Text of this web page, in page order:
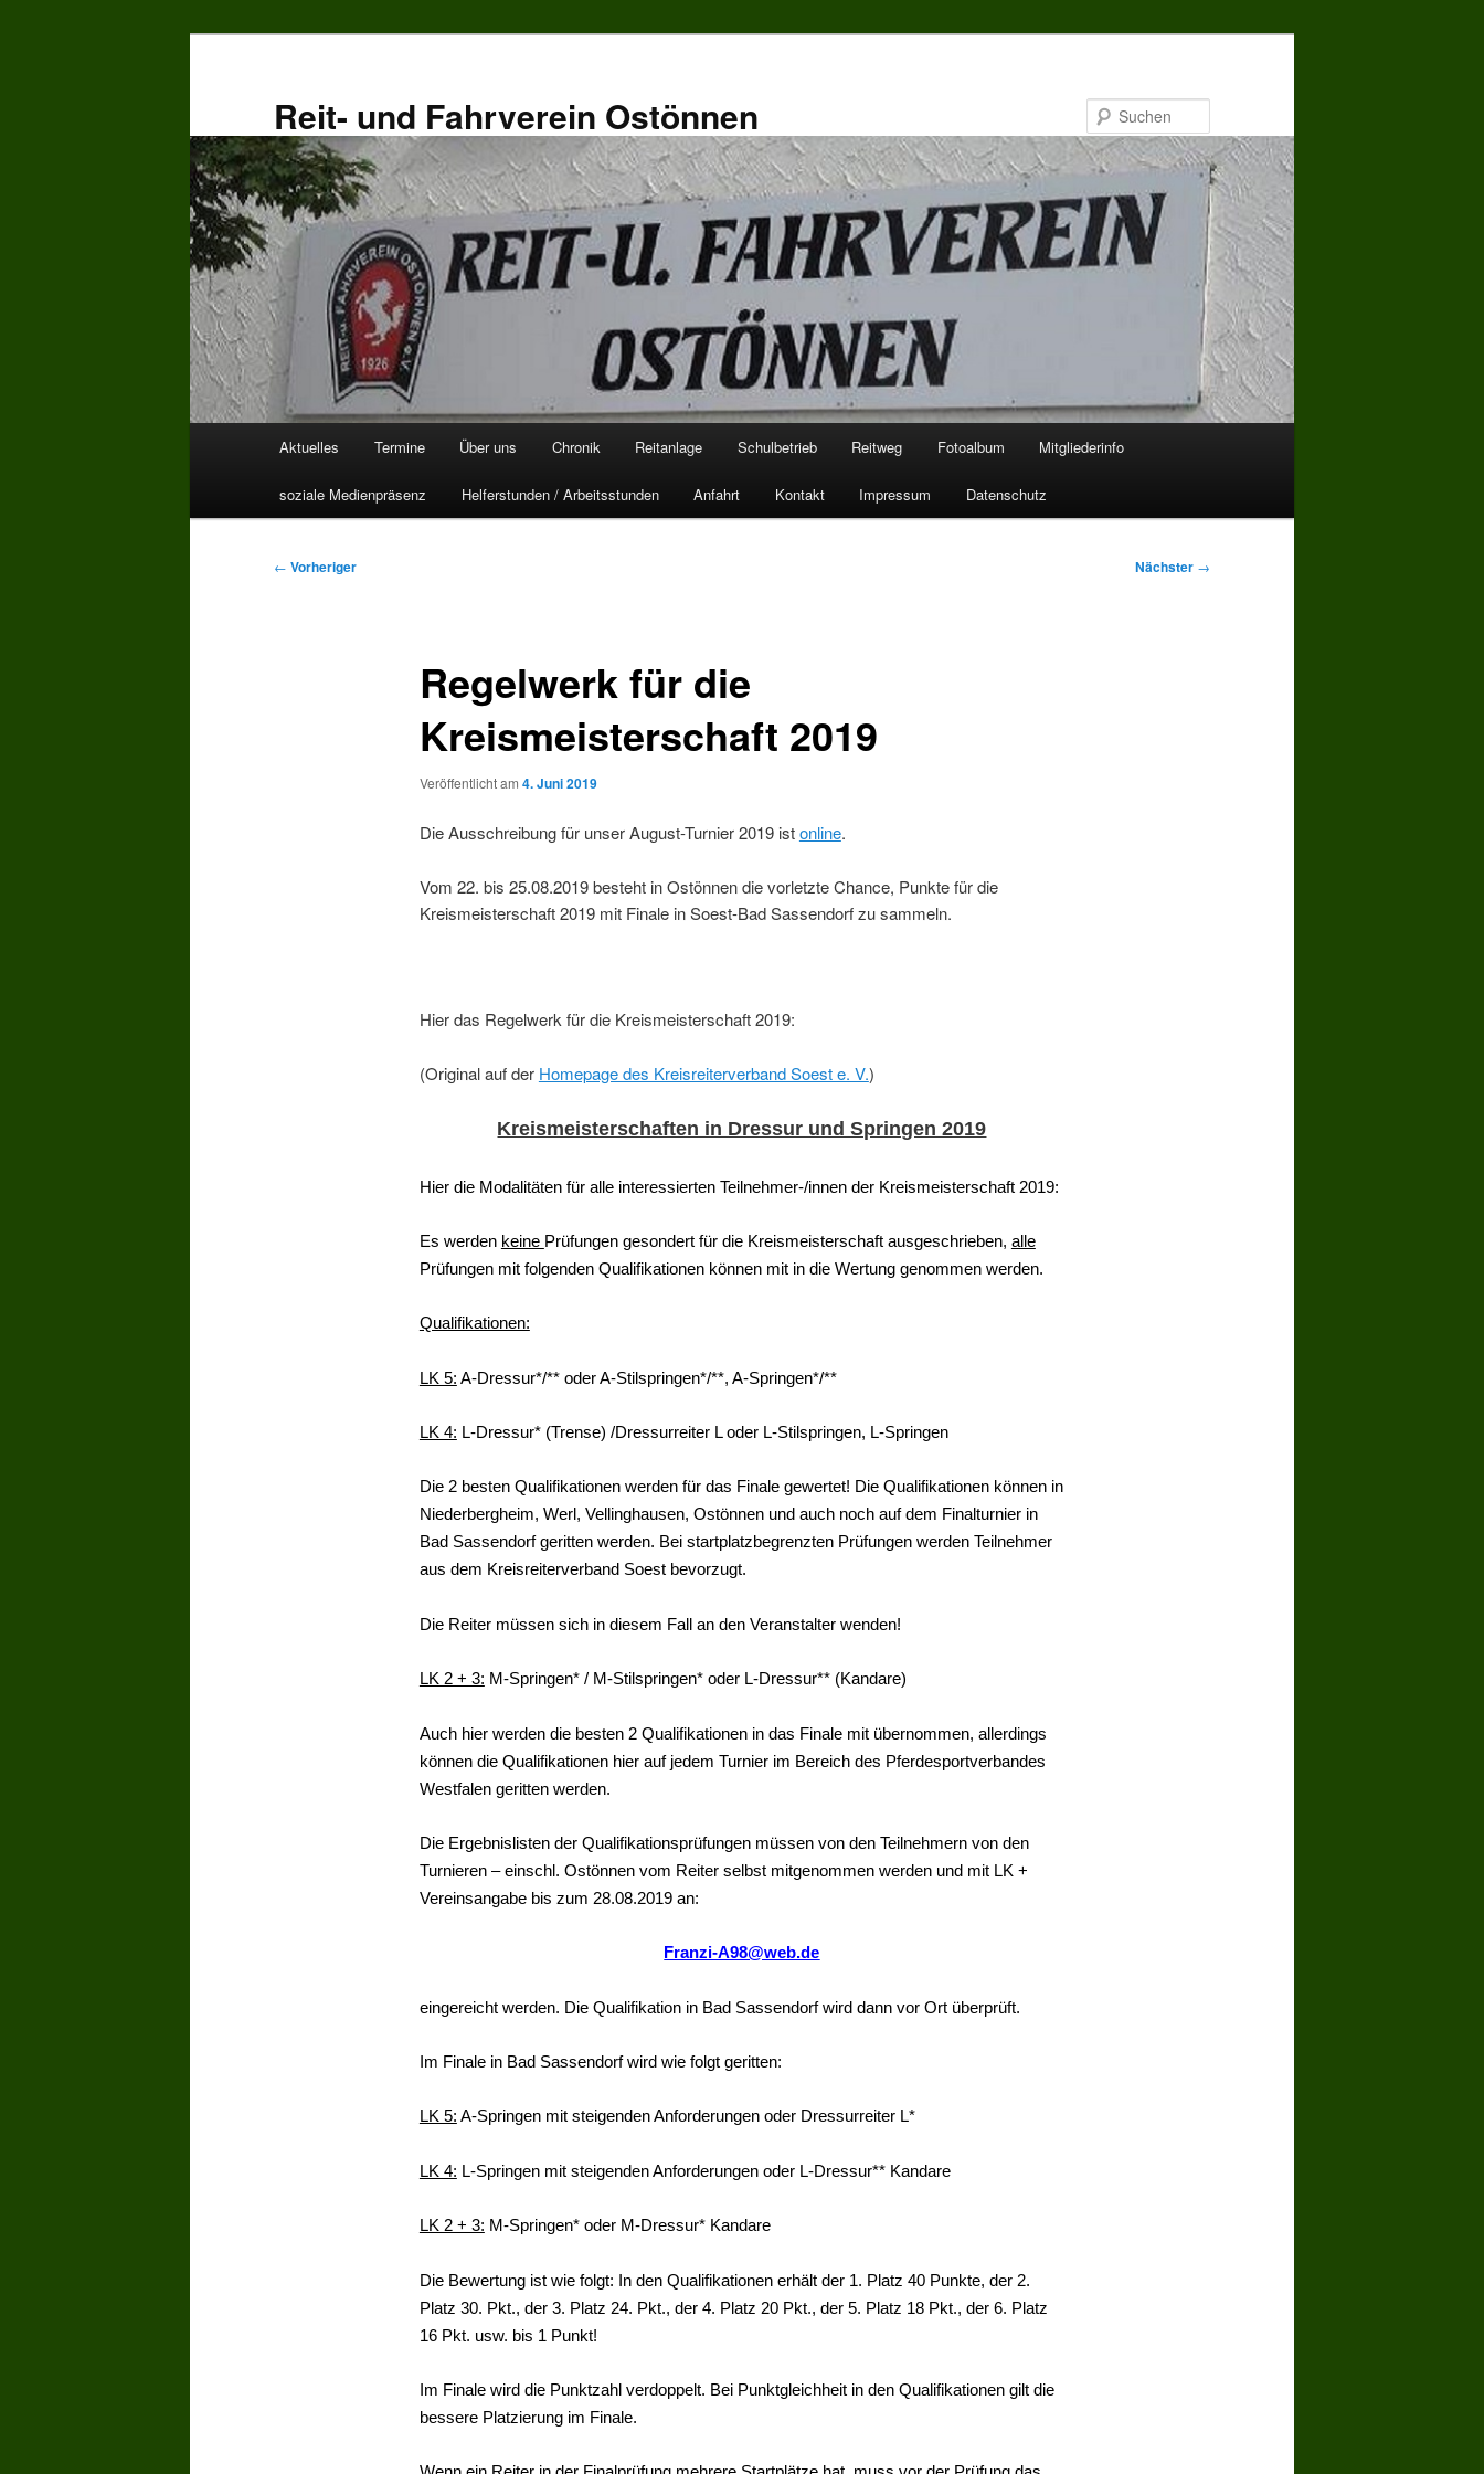
Reit- und Fahrverein Ostönnen
Aktuelles Termine Über uns Chronik Reitanlage Schulbetrieb Reitweg Fotoalbum Mitgliederinfo
soziale Medienpräsenz Helferstunden / Arbeitsstunden Anfahrt Kontakt Impressum Datenschutz
Beitragsnavigation
← Vorheriger Nächster →
Regelwerk für die
Kreismeisterschaft 2019
Veröffentlicht am 4. Juni 2019
Die Ausschreibung für unser August-Turnier 2019 istonline.
Vom 22. bis 25.08.2019 besteht in Ostönnen die vorletzte Chance, Punkte für die
Kreismeisterschaft 2019 mit Finale in Soest-Bad Sassendorf zu sammeln.
Hier das Regelwerk für die Kreismeisterschaft 2019:
(Original auf der Homepage des Kreisreiterverband Soest e. V.)
Kreismeisterschaften in Dressur und Springen 2019
Hier die Modalitäten für alle interessierten Teilnehmer-/innen der Kreismeisterschaft 2019:
Es werden keine Prüfungen gesondert für die Kreismeisterschaft ausgeschrieben, alle
Prüfungen mit folgenden Qualifikationen können mit in die Wertung genommen werden.
Qualifikationen:
LK 5: A-Dressur*/** oder A-Stilspringen*/**, A-Springen*/**
LK 4: L-Dressur* (Trense) /Dressurreiter L oder L-Stilspringen, L-Springen
Die 2 besten Qualifikationen werden für das Finale gewertet! Die Qualifikationen können in
Niederbergheim, Werl, Vellinghausen, Ostönnen und auch noch auf dem Finalturnier in
Bad Sassendorf geritten werden. Bei startplatzbegrenzten Prüfungen werden Teilnehmer
aus dem Kreisreiterverband Soest bevorzugt.
Die Reiter müssen sich in diesem Fall an den Veranstalter wenden!
LK 2 + 3: M-Springen* / M-Stilspringen* oder L-Dressur** (Kandare)
Auch hier werden die besten 2 Qualifikationen in das Finale mit übernommen, allerdings
können die Qualifikationen hier auf jedem Turnier im Bereich des Pferdesportverbandes
Westfalen geritten werden.
Die Ergebnislisten der Qualifikationsprüfungen müssen von den Teilnehmern von den
Turnieren – einschl. Ostönnen vom Reiter selbst mitgenommen werden und mit LK +
Vereinsangabe bis zum 28.08.2019 an:
Franzi-A98@web.de
eingereicht werden. Die Qualifikation in Bad Sassendorf wird dann vor Ort überprüft.
Im Finale in Bad Sassendorf wird wie folgt geritten:
LK 5: A-Springen mit steigenden Anforderungen oder Dressurreiter L*
LK 4: L-Springen mit steigenden Anforderungen oder L-Dressur** Kandare
LK 2 + 3: M-Springen* oder M-Dressur* Kandare
Die Bewertung ist wie folgt: In den Qualifikationen erhält der 1. Platz 40 Punkte, der 2.
Platz 30. Pkt., der 3. Platz 24. Pkt., der 4. Platz 20 Pkt., der 5. Platz 18 Pkt., der 6. Platz
16 Pkt. usw. bis 1 Punkt!
Im Finale wird die Punktzahl verdoppelt. Bei Punktgleichheit in den Qualifikationen gilt die
bessere Platzierung im Finale.